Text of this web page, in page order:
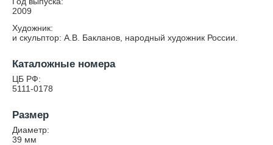
2009
Художник:
и скульптор: А.В. Бакланов, народный художник России.
Каталожные номера
ЦБ РФ:
5111-0178
Размер
Диаметр:
39 мм